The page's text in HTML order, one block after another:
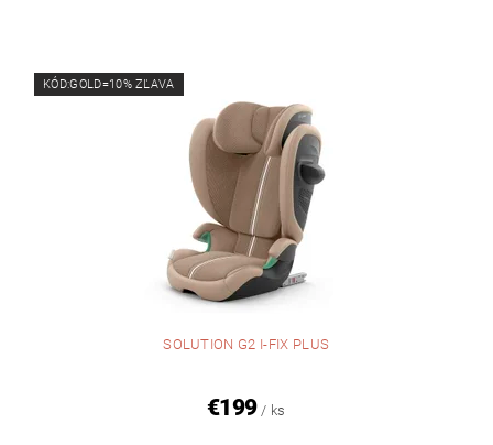
KÓD:GOLD=10% ZĽAVA
SOLUTION G2 I-FIX PLUS
€199 / ks